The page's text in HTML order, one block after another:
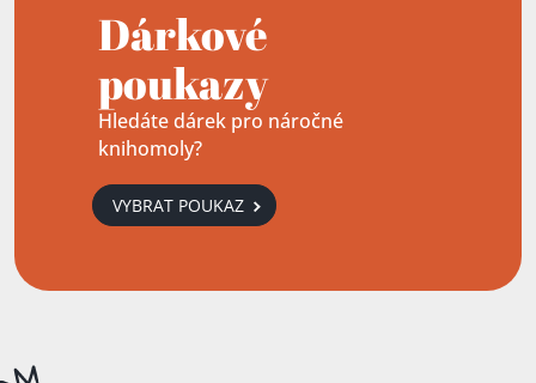
Dárkové
poukazy
Hledáte dárek pro náročné
knihomoly?
VYBRAT POUKAZ